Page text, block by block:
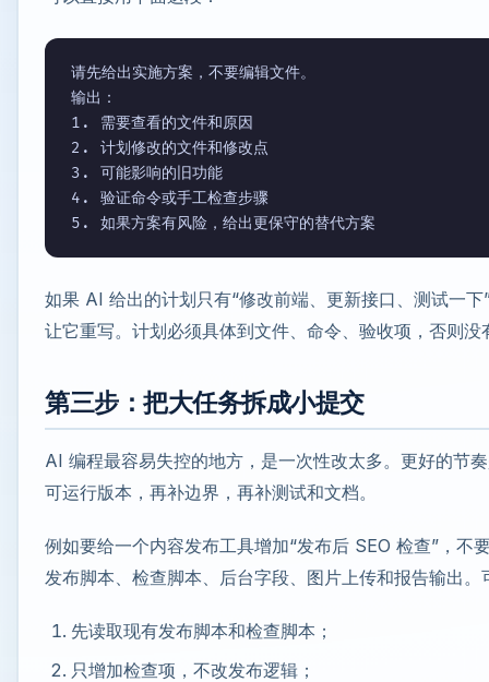
请先给出实施方案，不要编辑文件。
输出：
1. 需要查看的文件和原因
2. 计划修改的文件和修改点
3. 可能影响的旧功能
4. 验证命令或手工检查步骤
如果 AI 给出的计划只有“修改前端、更新接口、测试一下
让它重写。计划必须具体到文件、命令、验收项，否则没
第三步：把大任务拆成小提交
AI 编程最容易失控的地方，是一次性改太多。更好的节
可运行版本，再补边界，再补测试和文档。
例如要给一个内容发布工具增加“发布后 SEO 检查”，不
发布脚本、检查脚本、后台字段、图片上传和报告输出。
先读取现有发布脚本和检查脚本；
只增加检查项，不改发布逻辑；